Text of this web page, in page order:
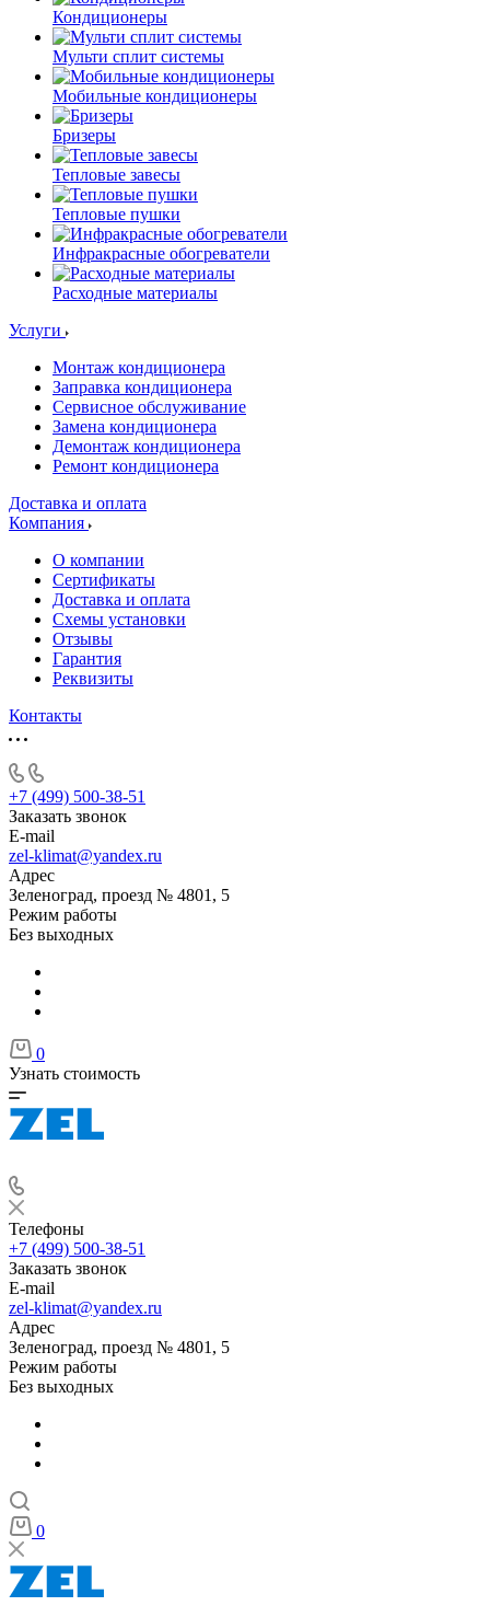
Кондиционеры
Мульти сплит системы
Мобильные кондиционеры
Бризеры
Тепловые завесы
Тепловые пушки
Инфракрасные обогреватели
Расходные материалы
Услуги
Монтаж кондиционера
Заправка кондиционера
Сервисное обслуживание
Замена кондиционера
Демонтаж кондиционера
Ремонт кондиционера
Доставка и оплата
Компания
О компании
Сертификаты
Доставка и оплата
Схемы установки
Отзывы
Гарантия
Реквизиты
Контакты
+7 (499) 500-38-51
Заказать звонок
E-mail
zel-klimat@yandex.ru
Адрес
Зеленоград, проезд № 4801, 5
Режим работы
Без выходных
0
Узнать стоимость
Телефоны
+7 (499) 500-38-51
Заказать звонок
E-mail
zel-klimat@yandex.ru
Адрес
Зеленоград, проезд № 4801, 5
Режим работы
Без выходных
0